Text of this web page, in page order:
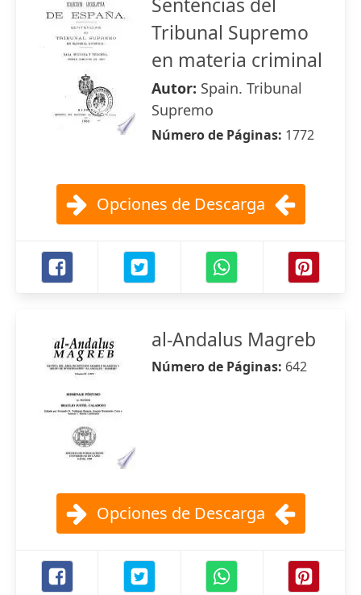
Tribunal Supremo
en materia criminal
Autor: Spain. Tribunal
Supremo
Número de Páginas: 1772
Opciones de Descarga
al-Andalus Magreb
Número de Páginas: 642
Opciones de Descarga